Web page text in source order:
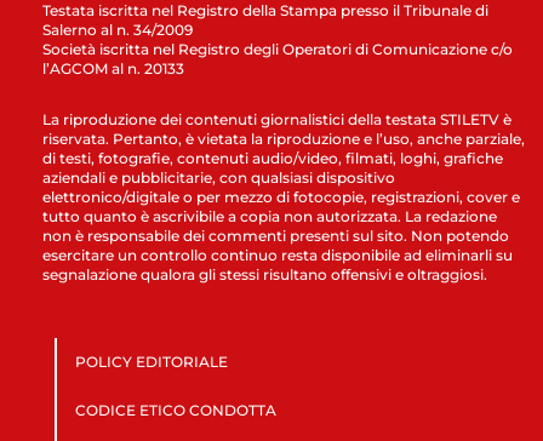
Testata iscritta nel Registro della Stampa presso il Tribunale di
Salerno al n. 34/2009
Società iscritta nel Registro degli Operatori di Comunicazione c/o
l’AGCOM al n. 20133
La riproduzione dei contenuti giornalistici della testata STILETV è
riservata. Pertanto, è vietata la riproduzione e l’uso, anche parziale,
di testi, fotografie, contenuti audio/video, filmati, loghi, grafiche
aziendali e pubblicitarie, con qualsiasi dispositivo
elettronico/digitale o per mezzo di fotocopie, registrazioni, cover e
tutto quanto è ascrivibile a copia non autorizzata. La redazione
non è responsabile dei commenti presenti sul sito. Non potendo
esercitare un controllo continuo resta disponibile ad eliminarli su
segnalazione qualora gli stessi risultano offensivi e oltraggiosi.
POLICY EDITORIALE
CODICE ETICO CONDOTTA